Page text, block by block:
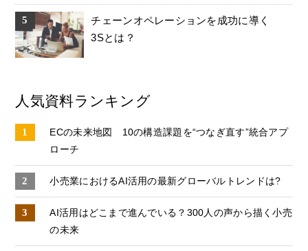
チェーンオペレーションを成功に導く
3Sとは？
人気資料ランキング
ECの未来地図 10の構造課題を“つなぎ直す”統合アプ
ローチ
小売業におけるAI活用の最新グローバルトレンドは?
AI活用はどこまで進んでいる？​300人の声から描く小売
の未来​